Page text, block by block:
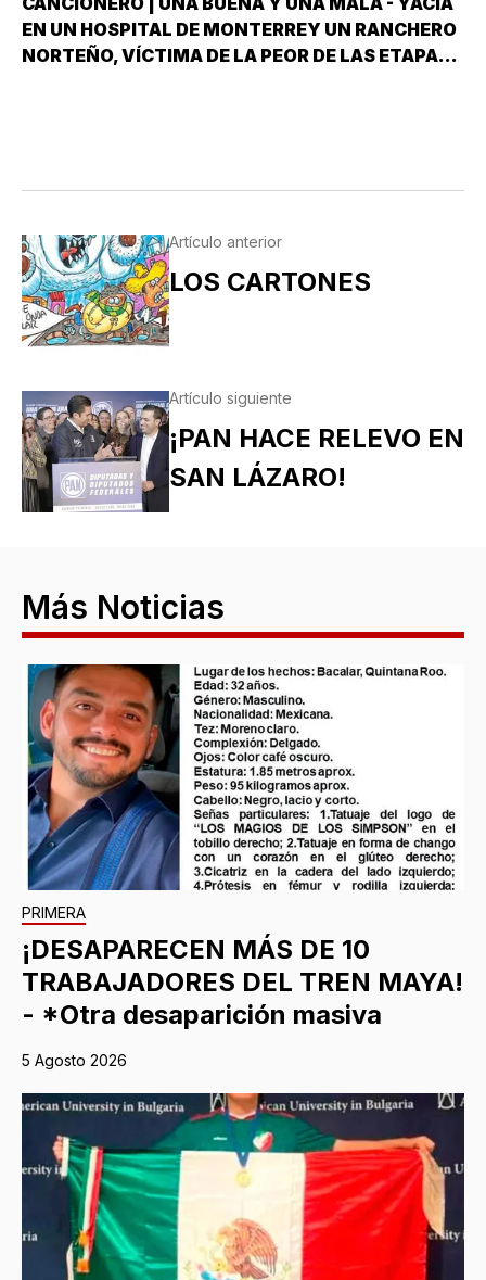
EN UN HOSPITAL DE MONTERREY UN RANCHERO
NORTEÑO, VÍCTIMA DE LA PEOR DE LAS ETAPAS
Artículo anterior
LOS CARTONES
Artículo siguiente
¡PAN HACE RELEVO EN
SAN LÁZARO!
Más Noticias
PRIMERA
¡DESAPARECEN MÁS DE 10
TRABAJADORES DEL TREN MAYA!
- *Otra desaparición masiva
5 Agosto 2026